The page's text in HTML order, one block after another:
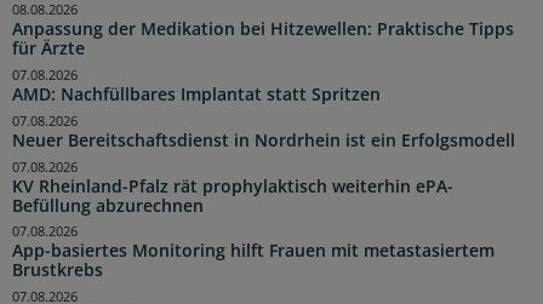
Anpassung der Medikation bei Hitzewellen: Praktische Tipps
für Ärzte
08.08.2026
AMD: Nachfüllbares Implantat statt Spritzen
07.08.2026
Neuer Bereitschaftsdienst in Nordrhein ist ein Erfolgsmodell
07.08.2026
KV Rheinland-Pfalz rät prophylaktisch weiterhin ePA-
Befüllung abzurechnen
07.08.2026
App-basiertes Monitoring hilft Frauen mit metastasiertem
Brustkrebs
07.08.2026
07.08.2026